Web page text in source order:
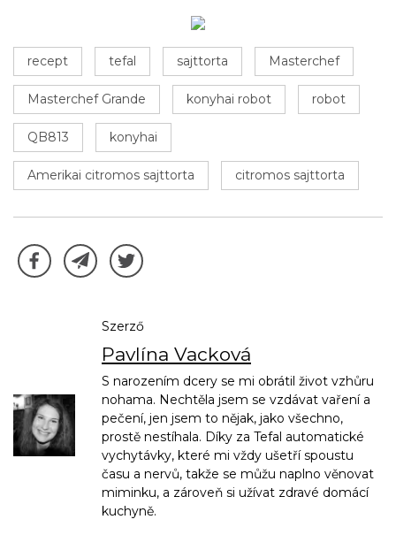
recept tefal sajttorta Masterchef
Masterchef Grande konyhai robot robot
QB813 konyhai
Amerikai citromos sajttorta citromos sajttorta
Szerző
Pavlína Vacková
S narozením dcery se mi obrátil život vzhůru
nohama. Nechtěla jsem se vzdávat vaření a
pečení, jen jsem to nějak, jako všechno,
prostě nestíhala. Díky za Tefal automatické
vychytávky, které mi vždy ušetří spoustu
času a nervů, takže se můžu naplno věnovat
miminku, a zároveň si užívat zdravé domácí
kuchyně.